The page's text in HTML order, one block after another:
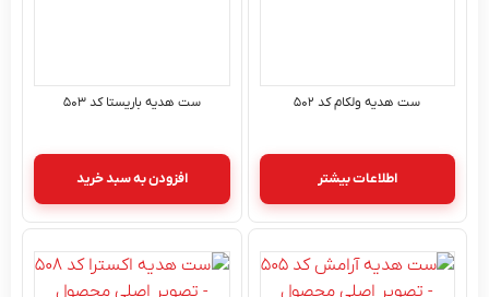
ست هدیه ولکام کد ۵۰۲
اطلاعات بیشتر
ست هدیه باریستا کد ۵۰۳
افزودن به سبد خرید